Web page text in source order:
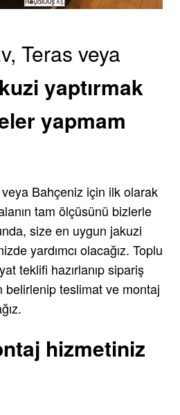
Teras veya
yaptırmak
yapmam
Bahçeniz için ilk olarak
tam ölçüsünü bizlerle
size en uygun jakuzi
yardımcı olacağız. Toplu
teklifi hazırlanıp sipariş
belirlenip teslimat ve montaj
hizmetiniz